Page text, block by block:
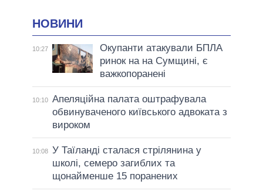
НОВИНИ
10:27
Окупанти атакували БПЛА
ринок на на Сумщині, є
важкопоранені
10:10 Апеляційна палата оштрафувала
обвинуваченого київського адвоката з
вироком
10:08 У Таїланді сталася стрілянина у
школі, семеро загиблих та
щонайменше 15 поранених